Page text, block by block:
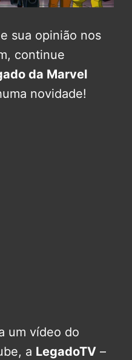
sua opinião nos
continue
da Marvel
novidade!
um vídeo do
a LegadoTV –